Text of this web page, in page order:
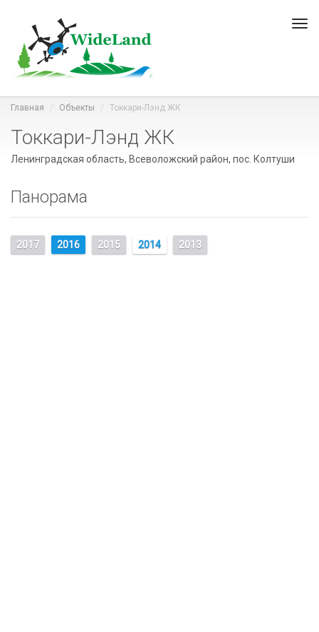
Главная Объекты Токкари-Лэнд ЖК
Токкари-Лэнд ЖК
Ленинградская область, Всеволожский район, пос. Колтуши
Панорама
2017 2016 2015 2014 2013